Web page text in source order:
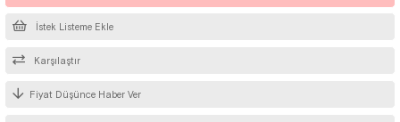
İstek Listeme Ekle
Karşılaştır
Fiyat Düşünce Haber Ver